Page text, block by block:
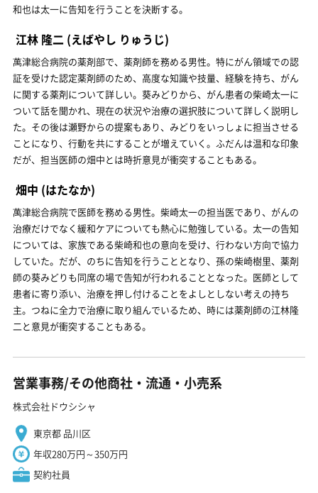
和也は太一に告知を行うことを決断する。
江林 隆二 (えばやし りゅうじ)
萬津総合病院の薬剤部で、薬剤師を務める男性。特にがん領域での認
証を受けた認定薬剤師のため、高度な知識や技量、経験を持ち、がん
に関する薬剤について詳しい。葵みどりから、がん患者の柴崎太一に
ついて話を聞かれ、現在の状況や治療の選択肢について詳しく説明し
た。その後は瀬野からの提案もあり、みどりをいっしょに担当させる
ことになり、行動を共にすることが増えていく。ふだんは温和な印象
だが、担当医師の畑中とは時折意見が衝突することもある。
畑中 (はたなか)
萬津総合病院で医師を務める男性。柴崎太一の担当医であり、がんの
治療だけでなく緩和ケアについても熱心に勉強している。太一の告知
については、家族である柴崎和也の意向を受け、行わない方向で協力
していた。だが、のちに告知を行うこととなり、孫の柴崎樹里、薬剤
師の葵みどりも同席の場で告知が行われることとなった。医師として
患者に寄り添い、治療を押し付けることをよしとしない考えの持ち
主。つねに全力で治療に取り組んでいるため、時には薬剤師の江林隆
二と意見が衝突することもある。
営業事務/その他商社・流通・小売系
株式会社ドウシシャ
東京都 品川区
年収280万円～350万円
契約社員